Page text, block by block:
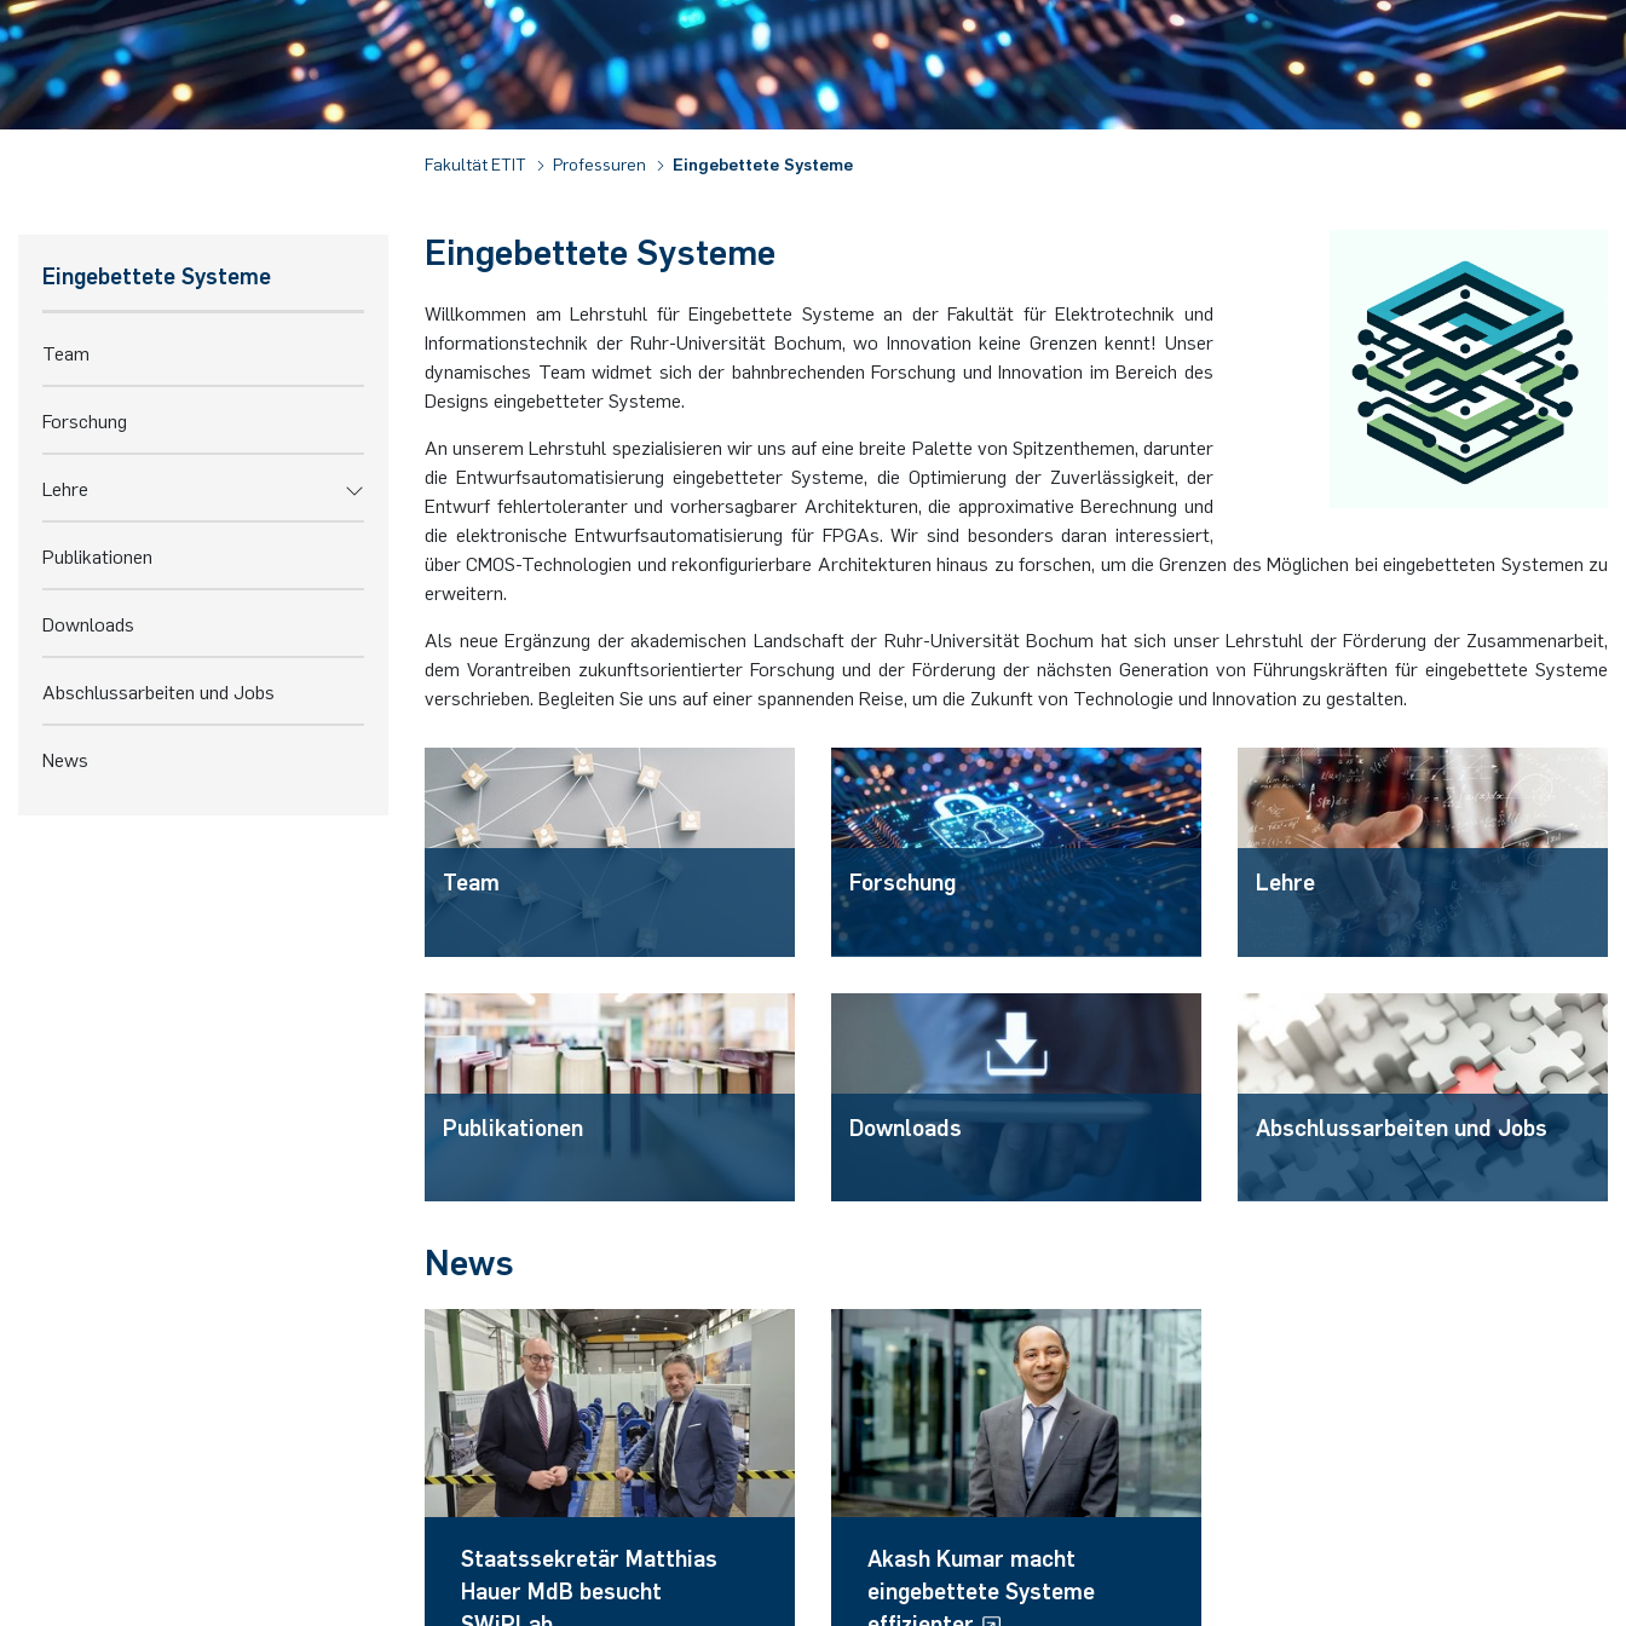
Fakultät ETIT Professuren Eingebettete Systeme
Eingebettete Systeme
Team
Forschung
Lehre
Publikationen
Downloads
Abschlussarbeiten und Jobs
News
Eingebettete Systeme
Willkommen am Lehrstuhl für Eingebettete Systeme an der Fakultät für Elektrotechnik und
Informationstechnik der Ruhr-Universität Bochum, wo Innovation keine Grenzen kennt! Unser
dynamisches Team widmet sich der bahnbrechenden Forschung und Innovation im Bereich des
Designs eingebetteter Systeme.
An unserem Lehrstuhl spezialisieren wir uns auf eine breite Palette von Spitzenthemen, darunter
die Entwurfsautomatisierung eingebetteter Systeme, die Optimierung der Zuverlässigkeit, der
Entwurf fehlertoleranter und vorhersagbarer Architekturen, die approximative Berechnung und
die elektronische Entwurfsautomatisierung für FPGAs. Wir sind besonders daran interessiert,
über CMOS-Technologien und rekonfigurierbare Architekturen hinaus zu forschen, um die Grenzen des Möglichen bei eingebetteten Systemen zu
erweitern.
Als neue Ergänzung der akademischen Landschaft der Ruhr-Universität Bochum hat sich unser Lehrstuhl der Förderung der Zusammenarbeit,
dem Vorantreiben zukunftsorientierter Forschung und der Förderung der nächsten Generation von Führungskräften für eingebettete Systeme
verschrieben. Begleiten Sie uns auf einer spannenden Reise, um die Zukunft von Technologie und Innovation zu gestalten.
Team Forschung Lehre
Publikationen Downloads Abschlussarbeiten und Jobs
News
Staatssekretär Matthias
Hauer MdB besucht
Akash Kumar macht
eingebettete Systeme